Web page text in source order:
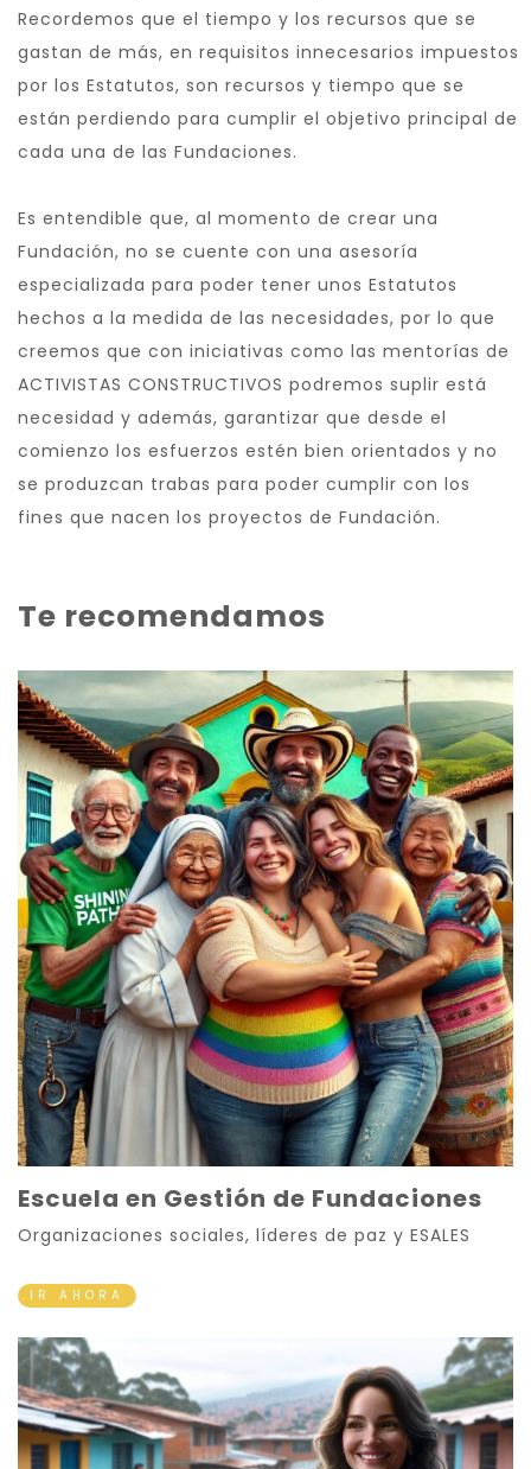
Recordemos que el tiempo y los recursos que se
gastan de más, en requisitos innecesarios impuestos
por los Estatutos, son recursos y tiempo que se
están perdiendo para cumplir el objetivo principal de
cada una de las Fundaciones.
Es entendible que, al momento de crear una
Fundación, no se cuente con una asesoría
especializada para poder tener unos Estatutos
hechos a la medida de las necesidades, por lo que
creemos que con iniciativas como las mentorías de
ACTIVISTAS CONSTRUCTIVOS podremos suplir está
necesidad y además, garantizar que desde el
comienzo los esfuerzos estén bien orientados y no
se produzcan trabas para poder cumplir con los
fines que nacen los proyectos de Fundación.
Te recomendamos
Escuela en Gestión de Fundaciones
Organizaciones sociales, líderes de paz y ESALES
IR AHORA